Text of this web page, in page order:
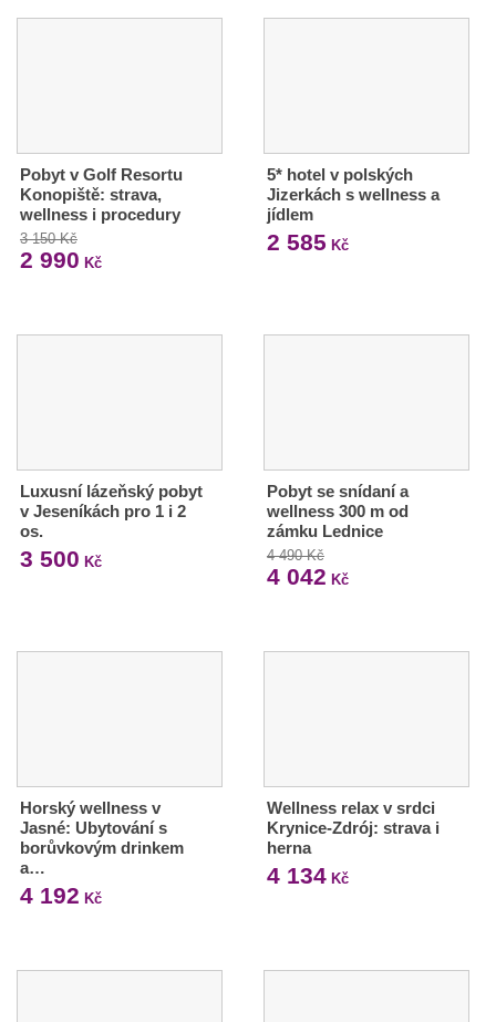
Pobyt v Golf Resortu
Konopiště: strava,
wellness i procedury
3 150 Kč
2 990 Kč
5* hotel v polských
Jizerkách s wellness a
jídlem
2 585 Kč
Luxusní lázeňský pobyt
v Jeseníkách pro 1 i 2
os.
3 500 Kč
Pobyt se snídaní a
wellness 300 m od
zámku Lednice
4 490 Kč
4 042 Kč
Horský wellness v
Jasné: Ubytování s
borůvkovým drinkem
a…
4 192 Kč
Wellness relax v srdci
Krynice-Zdrój: strava i
herna
4 134Kč